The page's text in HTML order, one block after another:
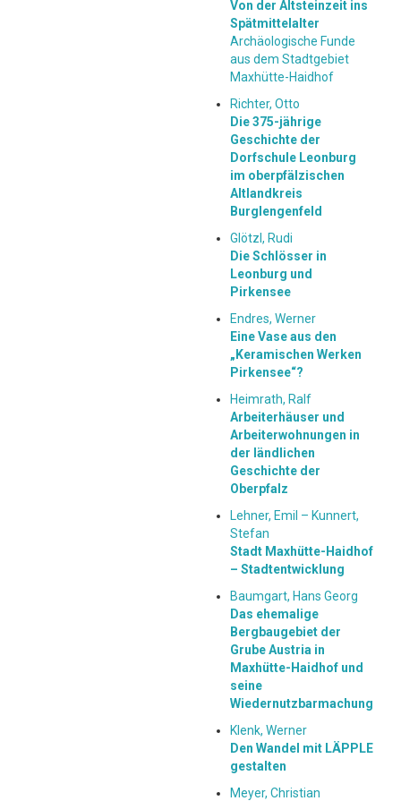
Von der Altsteinzeit ins
Spätmittelalter
Archäologische Funde
aus dem Stadtgebiet
Maxhütte-Haidhof
Richter, Otto
Die 375-jährige
Geschichte der
Dorfschule Leonburg
im oberpfälzischen
Altlandkreis
Burglengenfeld
Glötzl, Rudi
Die Schlösser in
Leonburg und
Pirkensee
Endres, Werner
Eine Vase aus den
„Keramischen Werken
Pirkensee“?
Heimrath, Ralf
Arbeiterhäuser und
Arbeiterwohnungen in
der ländlichen
Geschichte der
Oberpfalz
Lehner, Emil – Kunnert,
Stefan
Stadt Maxhütte-Haidhof
– Stadtentwicklung
Baumgart, Hans Georg
Das ehemalige
Bergbaugebiet der
Grube Austria in
Maxhütte-Haidhof und
seine
Wiedernutzbarmachung
Klenk, Werner
Den Wandel mit LÄPPLE
gestalten
Meyer, Christian